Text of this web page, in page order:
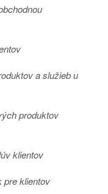
a služieb u
produktov
klientov
pre klientov